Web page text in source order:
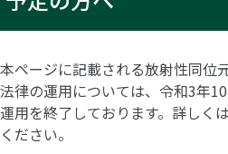
本ページに記載される放射性同位
法律の運用については、令和3年
運用を終了しております。詳しく
ください。